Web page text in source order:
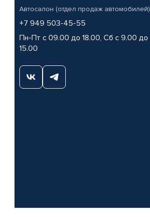
Автосалон (отдел продаж автомобилей)
+7 949 503-45-55
Пн-Пт с 09.00 до 18.00, Сб с 9.00 до
15.00